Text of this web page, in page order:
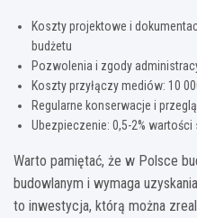
Koszty projektowe i
budżetu
Pozwolenia i zgody
Koszty przyłączy mediów: 10
Regularne konserwacje i
Ubezpieczenie: 0,5-2%
Warto pamiętać, że w Polsce
budowlanym i wymaga
to inwestycja, którą można